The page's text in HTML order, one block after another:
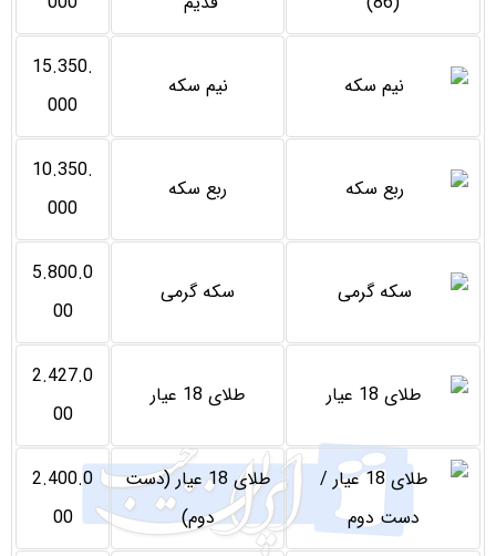
نیم سکه
15.350.
000
ربع سکه
10.350.
000
سکه گرمی
5.800.0
00
طلای 18 عیار
2.427.0
00
طلای 18 عیار (دست
دوم)
2.400.0
00